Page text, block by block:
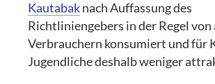
Kautabaknach Auffassung des
Richtliniengebers in der Regel von
Verbrauchern konsumiert und für
Jugendliche deshalb weniger